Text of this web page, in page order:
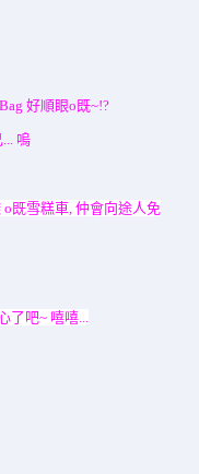
好順眼o既~!?
嗚
o既雪糕車, 仲會向途人免
了吧~ 嘻嘻...